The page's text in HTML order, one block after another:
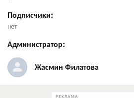
Подписчики:
нет
Администратор:
Жасмин Филатова
РЕКЛАМА